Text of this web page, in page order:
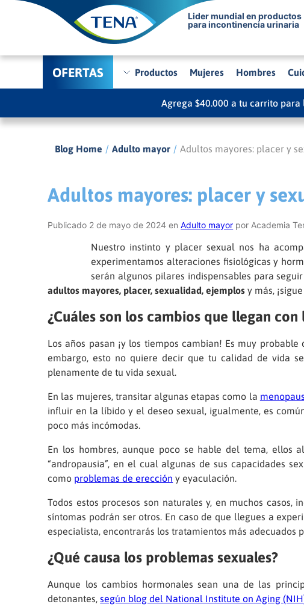
Lider mundial en productos
para incontinencia urinaria
OFERTAS Productos Mujeres Hombres
Agrega $40.000 a tu carrito para
Blog Home /Adulto mayor /Adultos mayores: placer y
Adultos mayores: placer y
Publicado 2 de mayo de 2024 enAdulto mayor por Academia
Nuestro instinto y placer sexual nos ha
experimentamos alteraciones fisiológicas y
serán algunos pilares indispensables para
adultos mayores, placer, sexualidad, ejemplosy más,
¿Cuáles son los cambios que llegan
Los años pasan ¡y los tiempos cambian! Es muy
embargo, esto no quiere decir que tu calidad de vida
plenamente de tu vida sexual.
En las mujeres, transitar algunas etapas como la
influir en la líbido y el deseo sexual, igualmente, es
poco más incómodas.
En los hombres, aunque poco se hable del tema, ellos
“andropausia”, en el cual algunas de sus capacidades
como problemas de erección y eyaculación.
Todos estos procesos son naturales y, en muchos
síntomas podrán ser otros. En caso de que llegues a
especialista, encontrarás los tratamientos más adecuados
¿Qué causa los problemas sexuales?
Aunque los cambios hormonales sean una de las
detonantes,según blog del National Institute on Aging